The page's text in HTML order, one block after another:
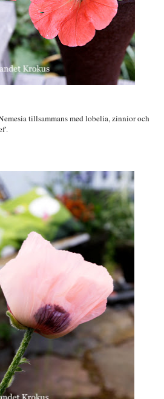
tillsammans med lobelia, zinnior och